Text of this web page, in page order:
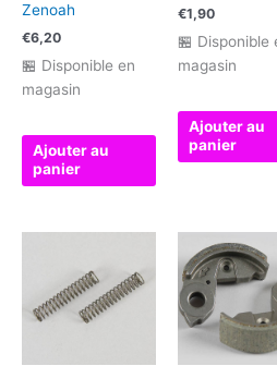
Zenoah
€6,20
🏪 Disponible en
magasin
Ajouter au
panier
€1,90
🏪 Disponible
magasin
Ajouter au
panier